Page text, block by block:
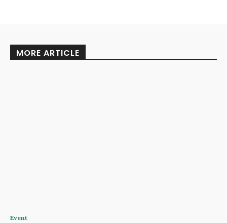
MORE ARTICLE
Event